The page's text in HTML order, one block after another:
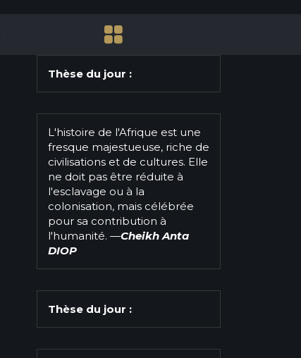
Thèse du jour :
L'histoire de l'Afrique est une
fresque majestueuse, riche de
civilisations et de cultures. Elle
ne doit pas être réduite à
l'esclavage ou à la
colonisation, mais célébrée
pour sa contribution à
l'humanité. —Cheikh Anta
DIOP
Thèse du jour :